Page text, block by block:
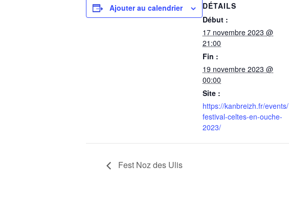
Ajouter au calendrier
DÉTAILS
Début :
17 novembre 2023 @
21:00
Fin :
19 novembre 2023 @
00:00
Site :
https://kanbreizh.fr/events/
festival-celtes-en-ouche-
2023/
Fest Noz des Ulis